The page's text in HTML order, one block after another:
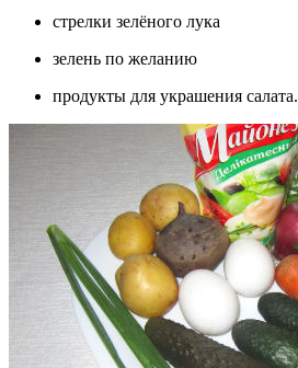
стрелки зелёного лука
зелень по желанию
продукты для украшения салата.